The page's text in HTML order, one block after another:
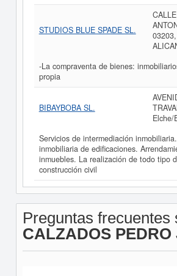
STUDIOS BLUE SPADE SL.
-La compraventa de bienes:
propia
BIBAYBOBA SL.
Elche/
Servicios de intermediación
inmobiliaria de edificaciones.
inmuebles. La realización de todo tipo
construcción civil
Preguntas frecuentes
CALZADOS PEDRO